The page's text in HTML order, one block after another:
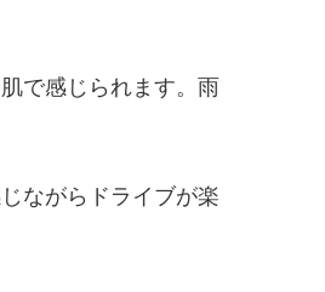
で感じられます。雨
ながらドライブが楽